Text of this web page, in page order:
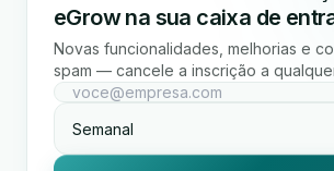
eGrow na sua caixa de
Novas funcionalidades, melhorias e
spam — cancele a inscrição a